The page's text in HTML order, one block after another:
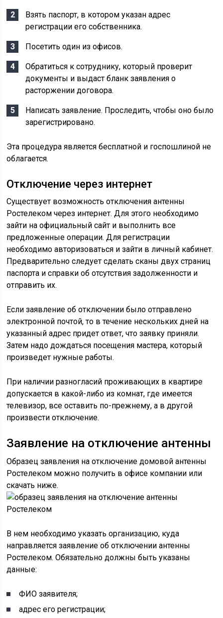
Взять паспорт, в котором указан адрес
регистрации его собственника.
Посетить один из офисов.
Обратиться к сотруднику, который проверит
документы и выдаст бланк заявления о
расторжении договора.
Написать заявление. Проследить, чтобы оно было
зарегистрировано.
Эта процедура является бесплатной и госпошлиной не
облагается.
Отключение через интернет
Существует возможность отключения антенны
Ростелеком через интернет. Для этого необходимо
зайти на официальный сайт и выполнить все
предложенные операции. Для регистрации
необходимо авторизоваться и зайти в личный кабинет.
Предварительно следует сделать сканы двух страниц
паспорта и справки об отсутствия задолженности и
отправить их.
Если заявление об отключении было отправлено
электронной почтой, то в течение нескольких дней на
указанный адрес придет ответ, что заявку приняли.
Затем надо дождаться посещения мастера, который
произведет нужные работы.
При наличии разногласий проживающих в квартире
допускается в какой-либо из комнат, где имеется
телевизор, все оставить по-прежнему, а в другой
произвести отключение.
Заявление на отключение антенны
Образец заявления на отключение домовой антенны
Ростелеком можно получить в офисе компании или
скачать ниже.
В нем необходимо указать организацию, куда
направляется заявление об отключении антенны
Ростелеком. Обязательно должны быть указаны
данные:
ФИО заявителя;
адрес его регистрации;